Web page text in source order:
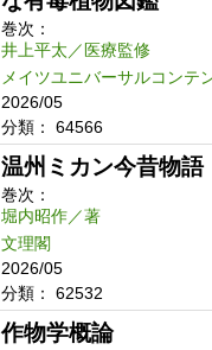
巻次：
井上平太／医療監修
メイツユニバーサルコンテ
2026/05
分類：
64566
温州ミカン今昔物語
巻次：
堀内昭作／著
文理閣
2026/05
分類：
62532
作物学概論